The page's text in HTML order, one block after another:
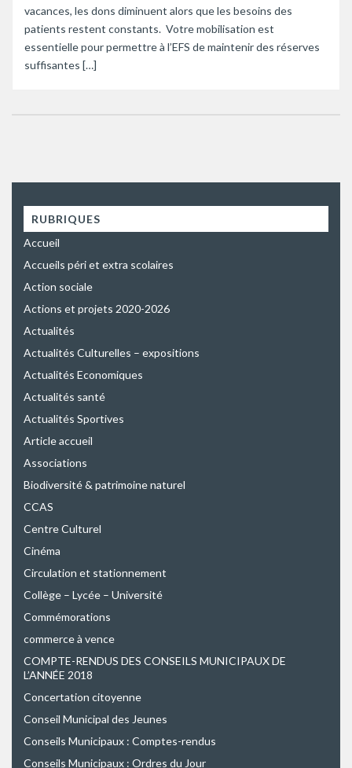
vacances, les dons diminuent alors que les besoins des
patients restent constants. Votre mobilisation est
essentielle pour permettre à l’EFS de maintenir des réserves
suffisantes […]
RUBRIQUES
Accueil
Accueils péri et extra scolaires
Action sociale
Actions et projets 2020-2026
Actualités
Actualités Culturelles – expositions
Actualités Economiques
Actualités santé
Actualités Sportives
Article accueil
Associations
Biodiversité & patrimoine naturel
CCAS
Centre Culturel
Cinéma
Circulation et stationnement
Collège – Lycée – Université
Commémorations
commerce à vence
COMPTE-RENDUS DES CONSEILS MUNICIPAUX DE
L’ANNÉE 2018
Concertation citoyenne
Conseil Municipal des Jeunes
Conseils Municipaux : Comptes-rendus
Conseils Municipaux : Ordres du Jour